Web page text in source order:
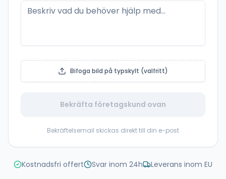
Bifoga bild på typskylt (valfritt)
Bekräfta företagskund ovan
Bekräftelsemail skickas direkt till din e-post
Kostnadsfri offert Svar inom 24h Leverans inom EU